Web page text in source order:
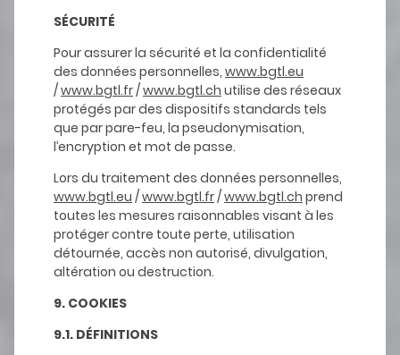
SÉCURITÉ
Pour assurer la sécurité et la confidentialité
des données personnelles, www.bgtl.eu
/www.bgtl.fr/www.bgtl.ch utilise des réseaux
protégés par des dispositifs standards tels
que par pare-feu, la pseudonymisation,
l’encryption et mot de passe.
Lors du traitement des données personnelles,
www.bgtl.eu /www.bgtl.fr/www.bgtl.ch prend
toutes les mesures raisonnables visant à les
protéger contre toute perte, utilisation
détournée, accès non autorisé, divulgation,
altération ou destruction.
9. COOKIES
9.1. DÉFINITIONS